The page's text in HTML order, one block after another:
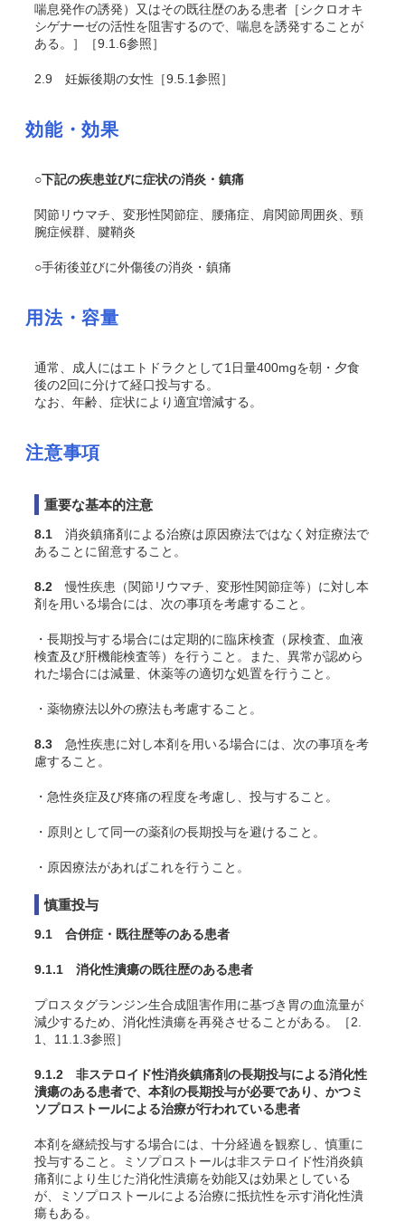
喘息発作の誘発）又はその既往歴のある患者［シクロオキ
シゲナーゼの活性を阻害するので、喘息を誘発することが
ある。］［9.1.6参照］
2.9 妊娠後期の女性［9.5.1参照］
効能・効果
○下記の疾患並びに症状の消炎・鎮痛
関節リウマチ、変形性関節症、腰痛症、肩関節周囲炎、頸
腕症候群、腱鞘炎
○手術後並びに外傷後の消炎・鎮痛
用法・容量
通常、成人にはエトドラクとして1日量400mgを朝・夕食
後の2回に分けて経口投与する。
なお、年齢、症状により適宜増減する。
注意事項
重要な基本的注意
8.1 消炎鎮痛剤による治療は原因療法ではなく対症療法で
あることに留意すること。
8.2 慢性疾患（関節リウマチ、変形性関節症等）に対し本
剤を用いる場合には、次の事項を考慮すること。
・長期投与する場合には定期的に臨床検査（尿検査、血液
検査及び肝機能検査等）を行うこと。また、異常が認めら
れた場合には減量、休薬等の適切な処置を行うこと。
・薬物療法以外の療法も考慮すること。
8.3 急性疾患に対し本剤を用いる場合には、次の事項を考
慮すること。
・急性炎症及び疼痛の程度を考慮し、投与すること。
・原則として同一の薬剤の長期投与を避けること。
・原因療法があればこれを行うこと。
慎重投与
9.1 合併症・既往歴等のある患者
9.1.1 消化性潰瘍の既往歴のある患者
プロスタグランジン生合成阻害作用に基づき胃の血流量が
減少するため、消化性潰瘍を再発させることがある。［2.
1、11.1.3参照］
9.1.2 非ステロイド性消炎鎮痛剤の長期投与による消化性
潰瘍のある患者で、本剤の長期投与が必要であり、かつミ
ソプロストールによる治療が行われている患者
本剤を継続投与する場合には、十分経過を観察し、慎重に
投与すること。ミソプロストールは非ステロイド性消炎鎮
痛剤により生じた消化性潰瘍を効能又は効果としている
が、ミソプロストールによる治療に抵抗性を示す消化性潰
瘍もある。